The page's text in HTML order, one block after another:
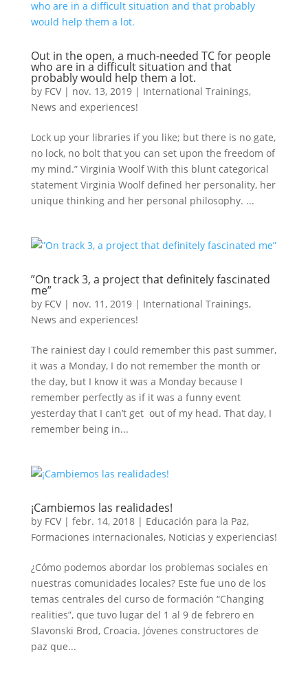
Out in the open, a much-needed TC for people
who are in a difficult situation and that
probably would help them a lot.
by FCV| nov. 13, 2019| International Trainings,
News and experiences!
Lock up your libraries if you like; but there is no gate,
no lock, no bolt that you can set upon the freedom of
my mind.” Virginia Woolf With this blunt categorical
statement Virginia Woolf defined her personality, her
unique thinking and her personal philosophy. ...
”On track 3, a project that definitely fascinated
me”
by FCV| nov. 11, 2019| International Trainings,
News and experiences!
The rainiest day I could remember this past summer,
it was a Monday, I do not remember the month or
the day, but I know it was a Monday because I
remember perfectly as if it was a funny event
yesterday that I can’t get out of my head. That day, I
remember being in...
¡Cambiemos las realidades!
by FCV| febr. 14, 2018| Educación para la Paz,
Formaciones internacionales, Noticias y experiencias!
¿Cómo podemos abordar los problemas sociales en
nuestras comunidades locales? Este fue uno de los
temas centrales del curso de formación “Changing
realities”, que tuvo lugar del 1 al 9 de febrero en
Slavonski Brod, Croacia. Jóvenes constructores de
paz que...